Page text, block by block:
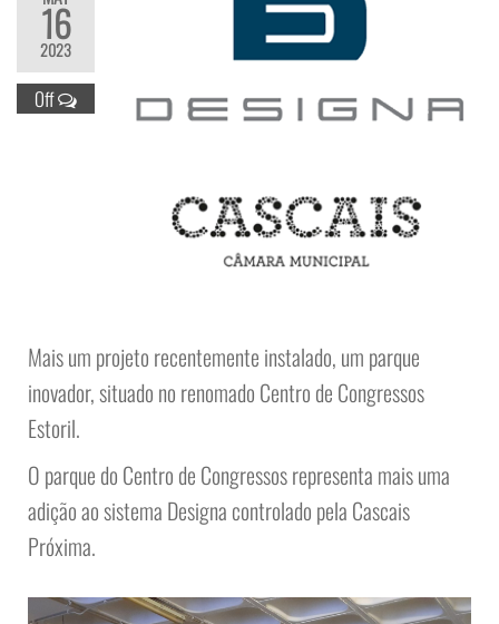
16
2023
Off
Mais um projeto recentemente instalado, um parque
inovador, situado no renomado Centro de Congressos
Estoril.
O parque do Centro de Congressos representa mais uma
adição ao sistema Designa controlado pela Cascais
Próxima.